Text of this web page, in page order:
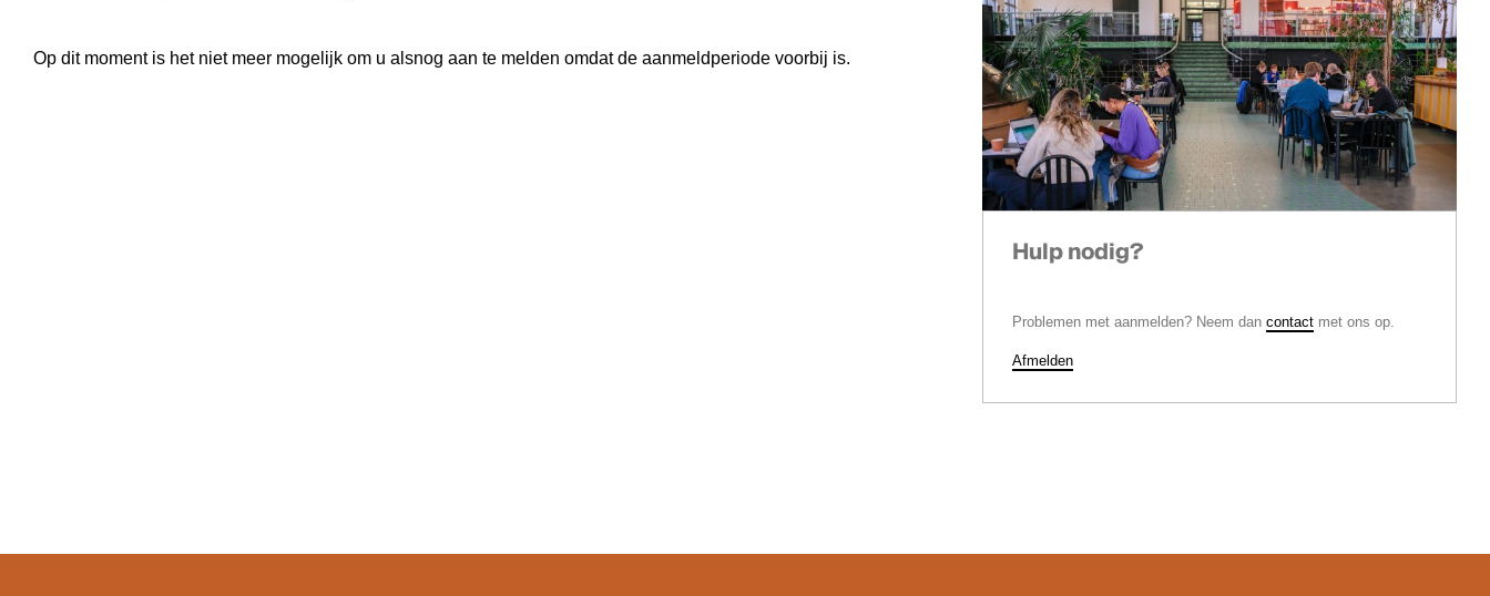
Op dit moment is het niet meer mogelijk om u alsnog aan te melden omdat de aanmeldperiode voorbij is.
Hulp nodig?
Problemen met aanmelden? Neem dan contactmet ons op.
Afmelden